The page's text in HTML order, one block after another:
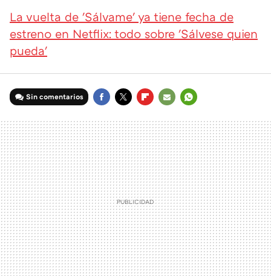
La vuelta de 'Sálvame' ya tiene fecha de
estreno en Netflix: todo sobre 'Sálvese quien
pueda'
Sin comentarios
MAIL